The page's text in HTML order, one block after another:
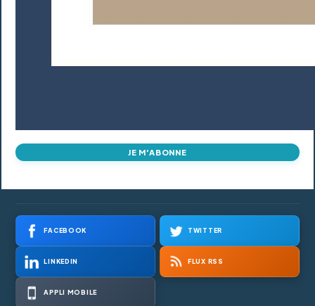
JE M'ABONNE
FACEBOOK TWITTER
LINKEDIN FLUX RSS
APPLI MOBILE